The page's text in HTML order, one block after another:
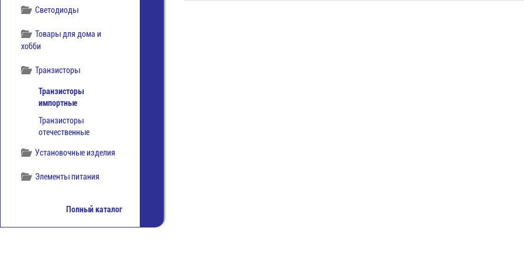
Светодиоды
Товары для дома и
хобби
Транзисторы
Транзисторы
импортные
Транзисторы
отечественные
Установочные изделия
Элементы питания
Полный каталог